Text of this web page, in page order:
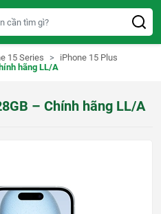
15 Series
iPhone 15 Plus
hãng LL/A
– Chính hãng LL/A